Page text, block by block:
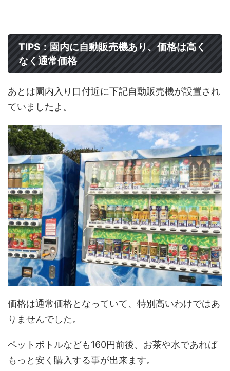
TIPS：園内に自動販売機あり、価格は高く
なく通常価格
あとは園内入り口付近に下記自動販売機が設置され
ていましたよ。
価格は通常価格となっていて、特別高いわけではあ
りませんでした。
ペットボトルなども160円前後、お茶や水であれば
もっと安く購入する事が出来ます。